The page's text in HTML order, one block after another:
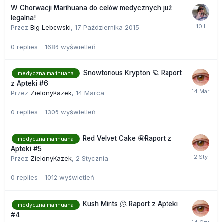
klejący się, błyszczący się pod światło a także przypomina
wszystko inne a nie konopie. Gdy mamy dotyczenie z takim
zjawiskiem na 90% susz jest skażony dodatkowymi
medycznego zastosowania.
W Chorwacji Marihuana do celów medycznych już
legalna!
Przez Big Lebowski, 17 Października 2015
0 replies 1686 wyświetleń
medyczna marihuana
Snowtorious Krypton 🪐 Raport
z Apteki #6
Przez ZielonyKazek, 14 Marca
0 replies 1306 wyświetleń
medyczna marihuana
Red Velvet Cake 🤩Raport z
Apteki #5
Przez ZielonyKazek, 2 Stycznia
0 replies 1012 wyświetleń
medyczna marihuana
Kush Mints 🫠 Raport z Apteki
#4